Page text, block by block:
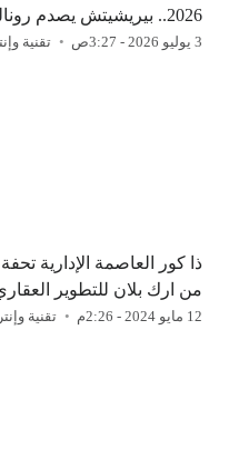
2026.. بيريشيتش يصدم رونالدو بهدف التقدم
3 يوليو 2026 - 3:27ص تقنية
ذا كور العاصمة الإدارية
من ارك بلان للتطوير
12 مايو 2024 - 2:26م تقنية